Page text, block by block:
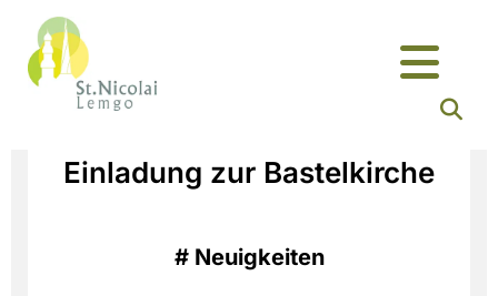
Einladung zur Bastelkirche
# Neuigkeiten